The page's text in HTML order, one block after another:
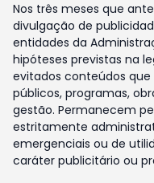
Nos três meses que
divulgação de
entidades da
hipóteses previstas na
evitados conteúdos
públicos, programas,
gestão. Permanecem
estritamente
emergenciais ou de
caráter publicitário ou